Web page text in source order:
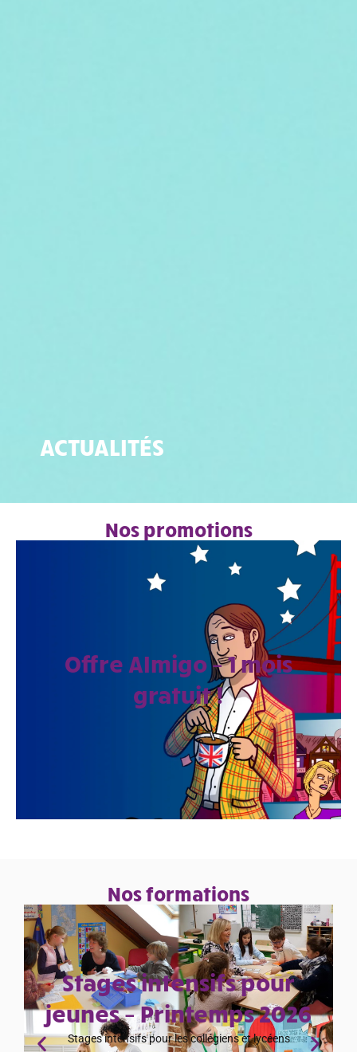
ACTUALITÉS
Nos promotions
Offre AImigo – 1 mois
gratuit !
Nos formations
Stages intensifs pour
jeunes – Printemps 2026
Stages intensifs pour les collégiens et lycéens